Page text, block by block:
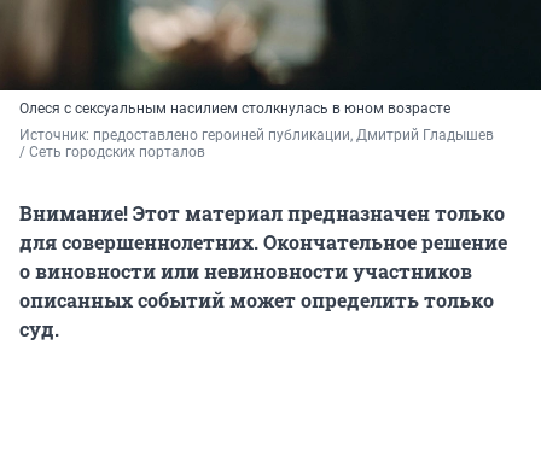
Олеся с сексуальным насилием столкнулась в юном возрасте
Источник: предоставлено героиней публикации, Дмитрий Гладышев
/ Сеть городских порталов
Внимание! Этот материал предназначен только
для совершеннолетних. Окончательное решение
о виновности или невиновности участников
описанных событий может определить только
суд.